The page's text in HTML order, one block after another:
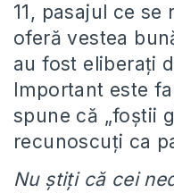
11, pasajul ce se
oferă vestea
au fost eliberați
Important este
spune că „foștii
recunoscuți ca
Nu ştiţi că cei